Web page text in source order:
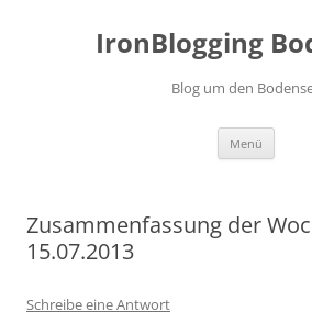
IronBlogging
Blog um den
Menü
Zusammenfassung der
15.07.2013
Schreibe eine Antwort